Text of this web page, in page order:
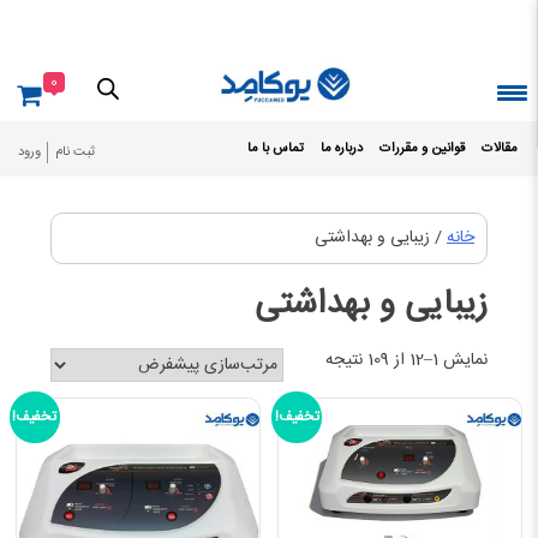
مقالات قوانین و مقررات درباره ما تماس با ما ثبت نام ورود
0
خانه/ زیبایی و بهداشتی
زیبایی و بهداشتی
نمایش 1–12 از 109 نتیجه
تخفیف! تخفیف!